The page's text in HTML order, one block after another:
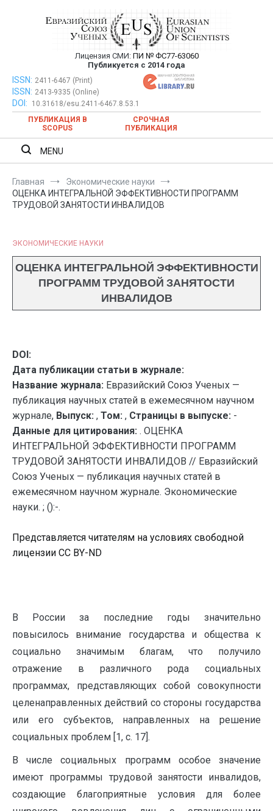
Евразийский Союз Ученых —
публикация научных статей в
ежемесячном научном журнале
Лицензия СМИ: ПИ № ФС77-63060
Публикуется с 2014 года
Евразийский Союз Ученых — публикация научных статей в
ежемесячном научном журнале
ISSN: 2411-6467 (Print)
ISSN: 2413-9335 (Online)
DOI:
10.31618/esu.2411-6467.8.53.1
ПУБЛИКАЦИЯ В
SCOPUS
СРОЧНАЯ
ПУБЛИКАЦИЯ
MENU
Главная
Экономические науки
ОЦЕНКА ИНТЕГРАЛЬНОЙ ЭФФЕКТИВНОСТИ ПРОГРАММ
ТРУДОВОЙ ЗАНЯТОСТИ ИНВАЛИДОВ
ЭКОНОМИЧЕСКИЕ НАУКИ
ОЦЕНКА ИНТЕГРАЛЬНОЙ ЭФФЕКТИВНОСТИ
ПРОГРАММ ТРУДОВОЙ ЗАНЯТОСТИ
ИНВАЛИДОВ
DOI:
Дата публикации статьи в журнале:
Название журнала: Евразийский Союз Ученых —
публикация научных статей в ежемесячном научном
журнале, Выпуск: , Том: , Страницы в выпуске: -
Данные для цитирования: . ОЦЕНКА
ИНТЕГРАЛЬНОЙ ЭФФЕКТИВНОСТИ ПРОГРАММ
ТРУДОВОЙ ЗАНЯТОСТИ ИНВАЛИДОВ // Евразийский
Союз Ученых — публикация научных статей в
ежемесячном научном журнале. Экономические
науки. ; ():-.
Представляется читателям на условиях свободной
лицензии CC BY-ND
В России за последние годы значительно
повысилось внимание государства и общества к
социально значимым благам, что получило
отражение в различного рода социальных
программах, представляющих собой совокупности
целенаправленных действий со стороны государства
или его субъектов, направленных на решение
социальных проблем [1, с. 17].
В числе социальных программ особое значение
имеют программы трудовой занятости инвалидов,
создающие благоприятные условия для более